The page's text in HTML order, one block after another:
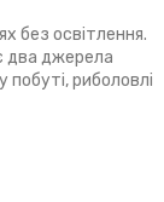
без освітлення.
два джерела
риболовлі